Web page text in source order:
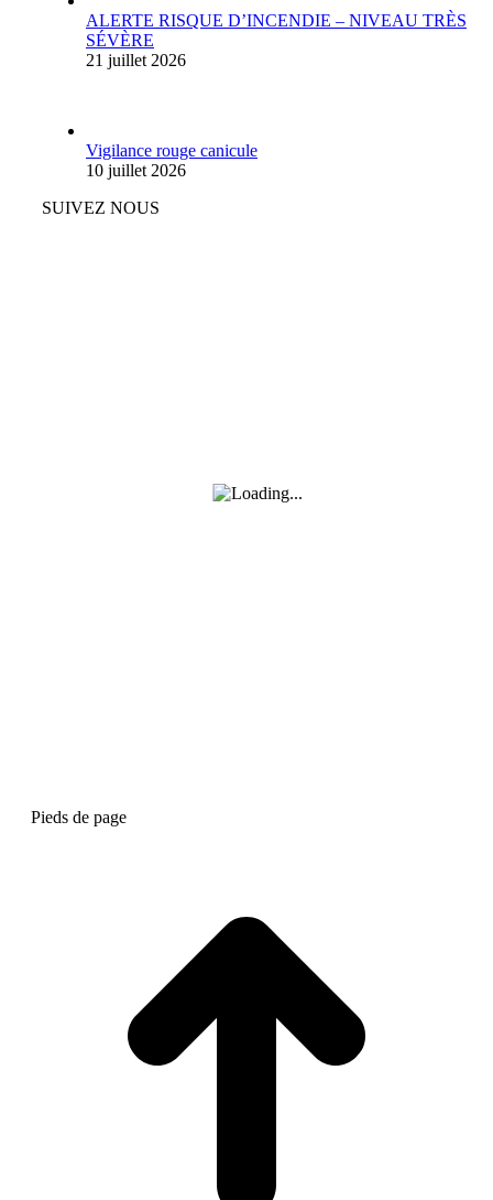
ALERTE RISQUE D’INCENDIE – NIVEAU TRÈS
SÉVÈRE
21 juillet 2026
Vigilance rouge canicule
10 juillet 2026
SUIVEZ NOUS
Pieds de page